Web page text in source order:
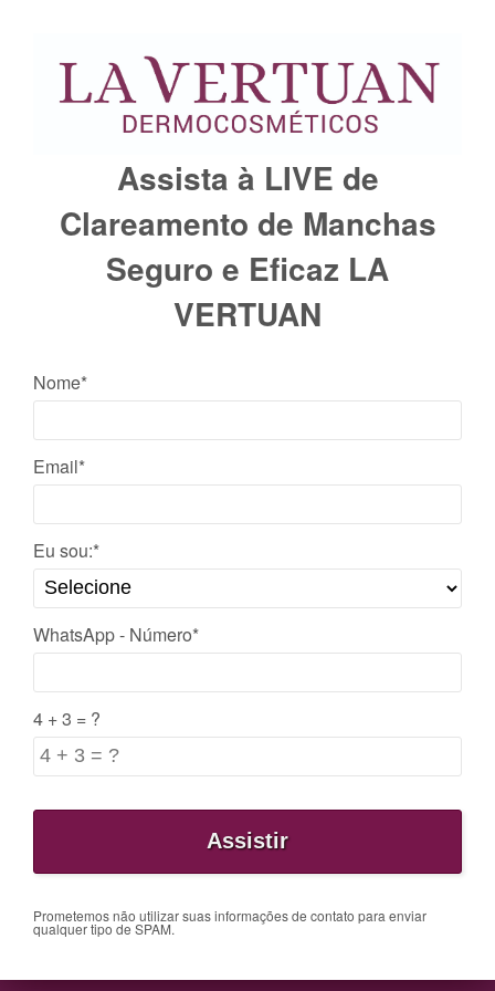
Assista à LIVE de
Clareamento de Manchas
Seguro e Eficaz LA
VERTUAN
Nome*
Email*
Eu sou:*
WhatsApp - Número*
4 + 3 = ?
Prometemos não utilizar suas informações de contato para enviar
qualquer tipo de SPAM.